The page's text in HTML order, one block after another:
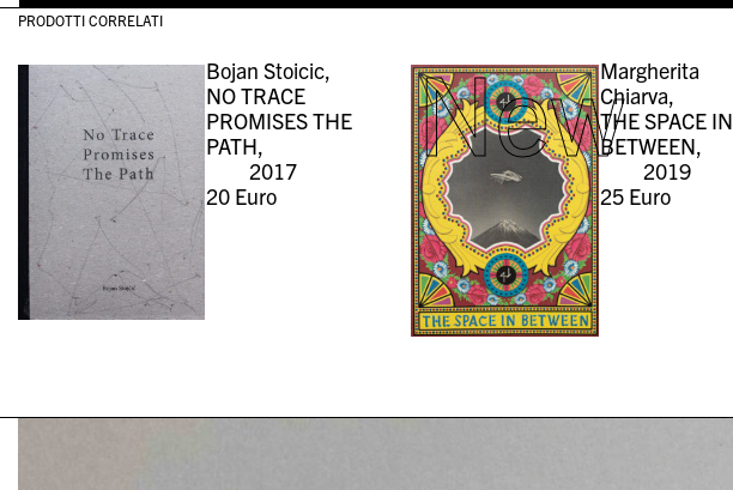
PRODOTTI CORRELATI
Bojan Stoicic,
NO TRACE
PROMISES THE
PATH,
2017
20 Euro
NewMargherita
Chiarva,
THE SPACE IN
BETWEEN,
2019
25Euro